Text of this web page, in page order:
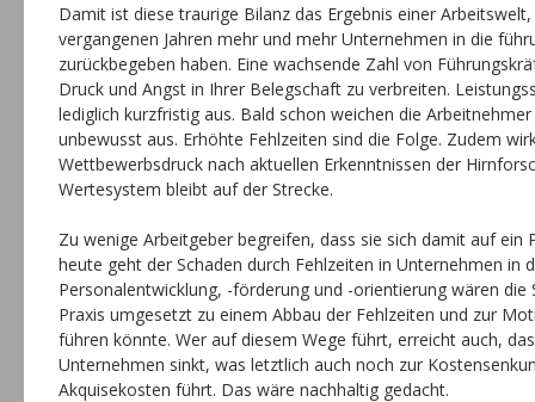
Damit ist diese traurige Bilanz das Ergebnis einer
vergangenen Jahren mehr und mehr Unternehmen in die
zurückbegeben haben. Eine wachsende Zahl von
Druck und Angst in Ihrer Belegschaft zu verbreiten.
lediglich kurzfristig aus. Bald schon weichen die
unbewusst aus. Erhöhte Fehlzeiten sind die Folge. Zudem
Wettbewerbsdruck nach aktuellen Erkenntnissen der
Wertesystem bleibt auf der Strecke.
Zu wenige Arbeitgeber begreifen, dass sie sich damit auf ein
heute geht der Schaden durch Fehlzeiten in Unternehmen in
Personalentwicklung, -förderung und -orientierung wären die
Praxis umgesetzt zu einem Abbau der Fehlzeiten und zur
führen könnte. Wer auf diesem Wege führt, erreicht auch,
Unternehmen sinkt, was letztlich auch noch zur
Akquisekosten führt. Das wäre nachhaltig gedacht.